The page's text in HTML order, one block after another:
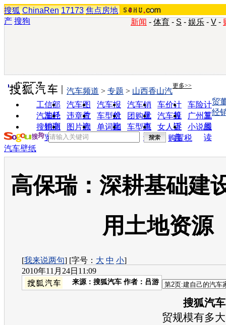
搜狐 ChinaRen 17173 焦点房地
产 搜狗 新闻 - 体育 - S - 娱乐 - V -
实用工具 更多>>
工信部
油耗
汽车图
片
汽车报
价
汽车销
量
车价计
算
车险计
算
汽车经
销商
违章查
询
车型对
比
团购优
惠
汽车投
诉
广州车
展
搜狗浏
览器
图片欣
赏
单词翻
车型查
询
女人宝
典
小说阅
读
汽车频道 > 专题 > 山西香山汽
贸
经
购置税
汽车壁纸
高保瑞：深耕基础建
用土地资源
[我来说两句] [字号： 大 中 小]
2010年11月24日11:09
来源： 搜狐汽车 作者：吕游
搜狐汽
贸规模有多